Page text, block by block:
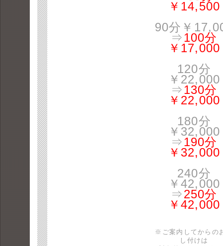
￥14,500
90分￥
⇒100分
￥17,000
120分
￥22,000
⇒130分
￥22,000
180分
￥32,000
⇒190分
￥32,000
240分
￥42,000
⇒250分
￥42,000
※ご案内してからの
し付けは